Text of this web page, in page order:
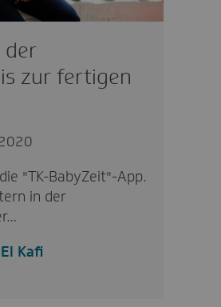
der
zur fertigen
"TK-BabyZeit"-App.
in der
El Kafi